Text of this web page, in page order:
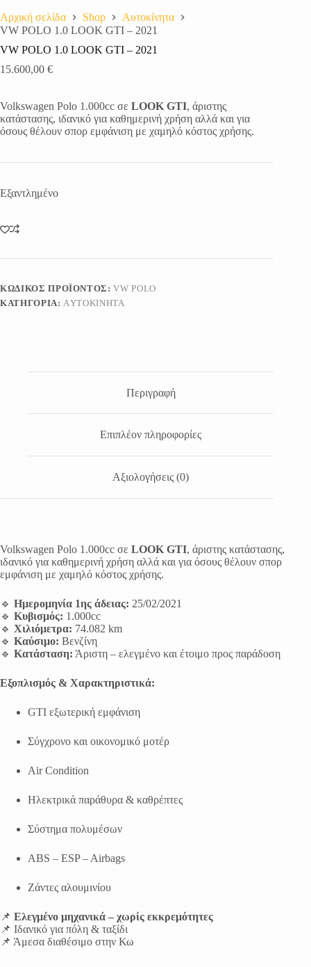
Αρχική σελίδα Shop
Aυτοκίνητα
VW POLO 1.0 LOOK GTI – 2021
VW POLO 1.0 LOOK GTI – 2021
15.600,00 €
Volkswagen Polo 1.000cc σε LOOK GTI, άριστης
κατάστασης, ιδανικό για καθημερινή χρήση αλλά και για
όσους θέλουν σπορ εμφάνιση με χαμηλό κόστος χρήσης.
Εξαντλημένο
ΚΩΔΙΚΌΣ ΠΡΟΪΌΝΤΟΣ:VW POLO
ΚΑΤΗΓΟΡΊΑ: AΥΤΟΚΊΝΗΤΑ
Περιγραφή
Επιπλέον πληροφορίες
Αξιολογήσεις (0)
Volkswagen Polo 1.000cc σε LOOK GTI, άριστης κατάστασης,
ιδανικό για καθημερινή χρήση αλλά και για όσους θέλουν σπορ
εμφάνιση με χαμηλό κόστος χρήσης.
🔹 Ημερομηνία 1ης άδειας: 25/02/2021
🔹 Κυβισμός: 1.000cc
🔹 Χιλιόμετρα: 74.082 km
🔹 Καύσιμο: Βενζίνη
🔹 Κατάσταση: Άριστη – ελεγμένο και έτοιμο προς παράδοση
Εξοπλισμός & Χαρακτηριστικά:
GTI εξωτερική εμφάνιση
Σύγχρονο και οικονομικό μοτέρ
Air Condition
Ηλεκτρικά παράθυρα & καθρέπτες
Σύστημα πολυμέσων
ABS – ESP – Airbags
Ζάντες αλουμινίου
📌 Ελεγμένο μηχανικά – χωρίς εκκρεμότητες
📌 Ιδανικό για πόλη & ταξίδι
📌 Άμεσα διαθέσιμο στην Κω